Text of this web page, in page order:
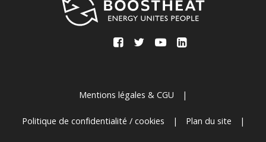
Mentions légales & CGU |
Politique de confidentialité / cookies | Plan du site |